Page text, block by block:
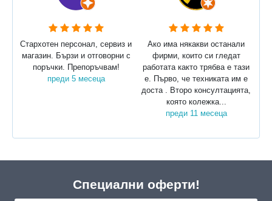
Стархотен персонал, сервиз и
магазин. Бързи и отговорни с
поръчки. Препоръчвам!
преди 5 месеца
Ако има някакви останали
фирми, които си гледат
работата както трябва е тази
е. Първо, че техниката им е
доста . Второ консултацията,
която колежка...
преди 11 месеца
Специални оферти!